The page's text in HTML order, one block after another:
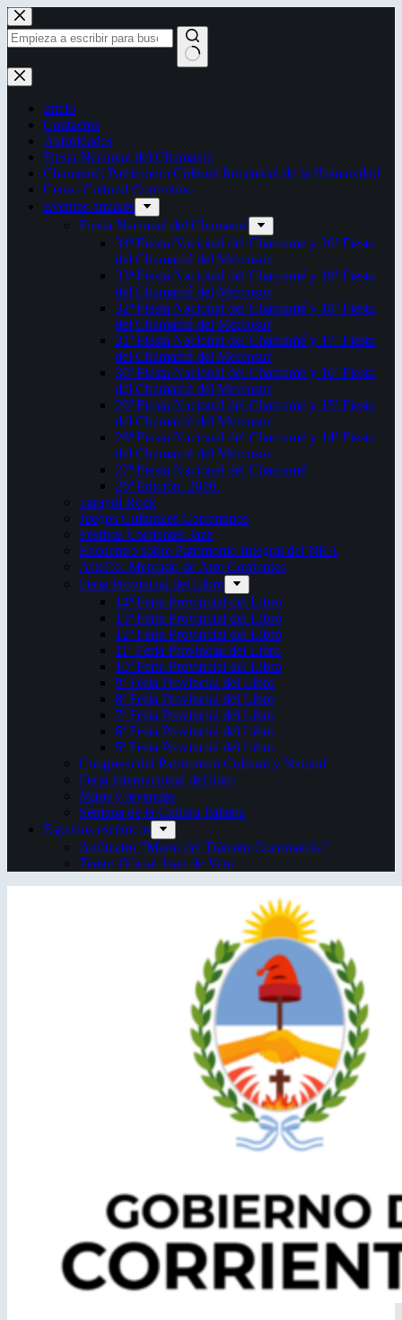
Saltar
al
contenido
Sin
resultados
Inicio
Contactos
Autoridades
Fiesta Nacional del Chamamé
Chamamé: Patrimonio Cultural Inmaterial de la Humanidad
Censo Cultural Correntino
Eventos anuales
Fiesta Nacional del Chamamé
34ª Fiesta Nacional del Chamamé y 20ª Fiesta
del Chamamé del Mercosur
33ª Fiesta Nacional del Chamamé y 19ª Fiesta
del Chamamé del Mercosur
32ª Fiesta Nacional del Chamamé y 18ª Fiesta
del Chamamé del Mercosur
31ª Fiesta Nacional del Chamamé y 17ª Fiesta
del Chamamé del Mercosur
30ª Fiesta Nacional del Chamamé y 16ª Fiesta
del Chamamé del Mercosur
29ª Fiesta Nacional del Chamamé y 15ª Fiesta
del Chamamé del Mercosur
28ª Fiesta Nacional del Chamamé y 14ª Fiesta
del Chamamé del Mercosur
27ª Fiesta Nacional del Chamamé
26ª Edición. 2016.
Taragüi Rock
Juegos Culturales Correntinos
Festival Corrientes Jazz
Encuentro sobre Patrimonio Integral del NEA
ArteCo. Mercado de Arte Corrientes
Feria Provincial del Libro
14ª Feria Provincial del Libro
13ª Feria Provincial del Libro
12ª Feria Provincial del Libro
11ª Feria Provincial del Libro
10ª Feria Provincial del Libro
9ª Feria Provincial del Libro
8ª Feria Provincial del Libro
7ª Feria Provincial del Libro
6ª Feria Provincial del Libro
5ª Feria Provincial del Libro
Congreso del Patrimonio Cultural y Natural
Feria Internacional del libro
Mitos y leyendas
Semana de la Cultura Italiana
Espacios escénicos
Anfiteatro “Mario del Tránsito Cocomarola”
Teatro Oficial Juan de Vera